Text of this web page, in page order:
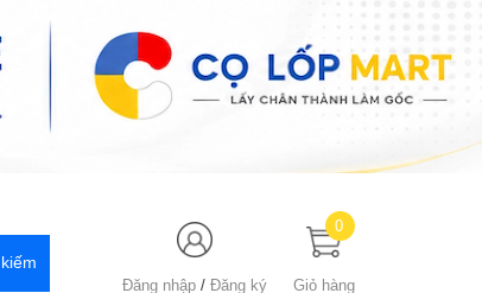
Đăng nhập / Đăng ký Giỏ hàng
0